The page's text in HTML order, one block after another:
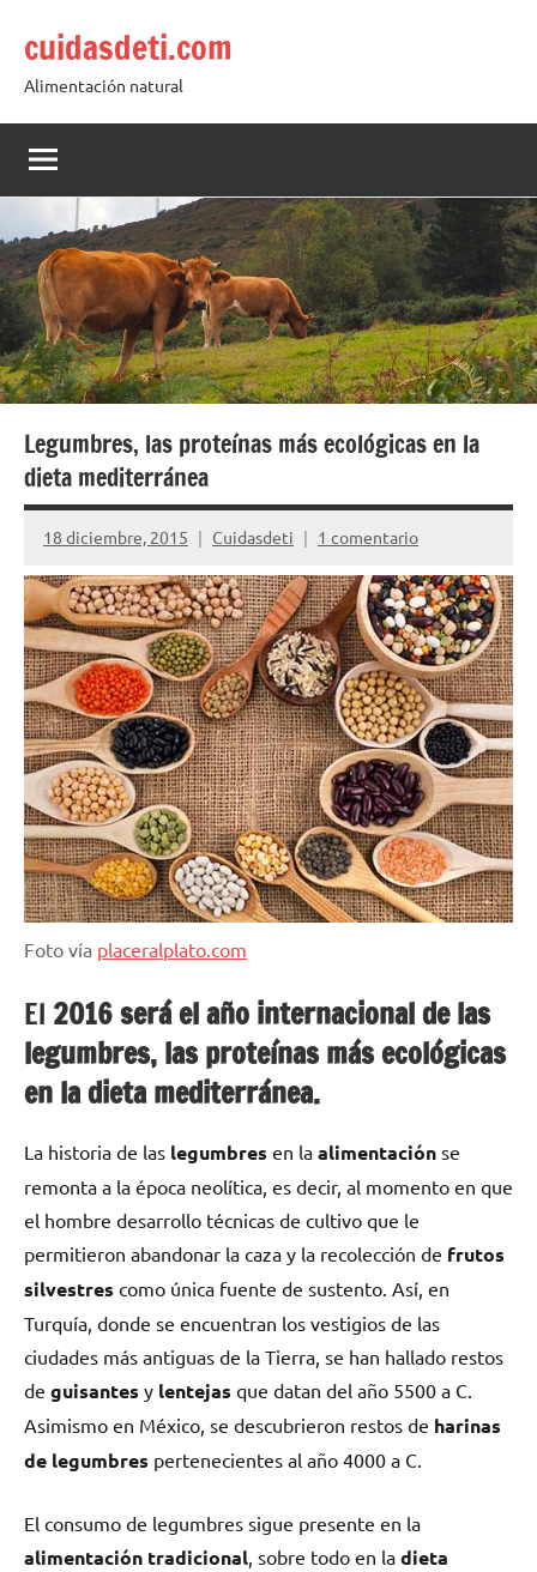
contenido
cuidasdeti.com
Alimentación natural
Legumbres, las proteínas más ecológicas en la
dieta mediterránea
18 diciembre, 2015 Cuidasdeti 1 comentario
Foto vía placeralplato.com
El 2016 será el año internacional de las
legumbres, las proteínas más ecológicas
en la dieta mediterránea.
La historia de las legumbres en la alimentación se
remonta a la época neolítica, es decir, al momento en que
el hombre desarrollo técnicas de cultivo que le
permitieron abandonar la caza y la recolección de frutos
silvestres como única fuente de sustento. Así, en
Turquía, donde se encuentran los vestigios de las
ciudades más antiguas de la Tierra, se han hallado restos
de guisantes y lentejas que datan del año 5500 a C.
Asimismo en México, se descubrieron restos de harinas
de legumbres pertenecientes al año 4000 a C.
El consumo de legumbres sigue presente en la
alimentación tradicional, sobre todo en la dieta